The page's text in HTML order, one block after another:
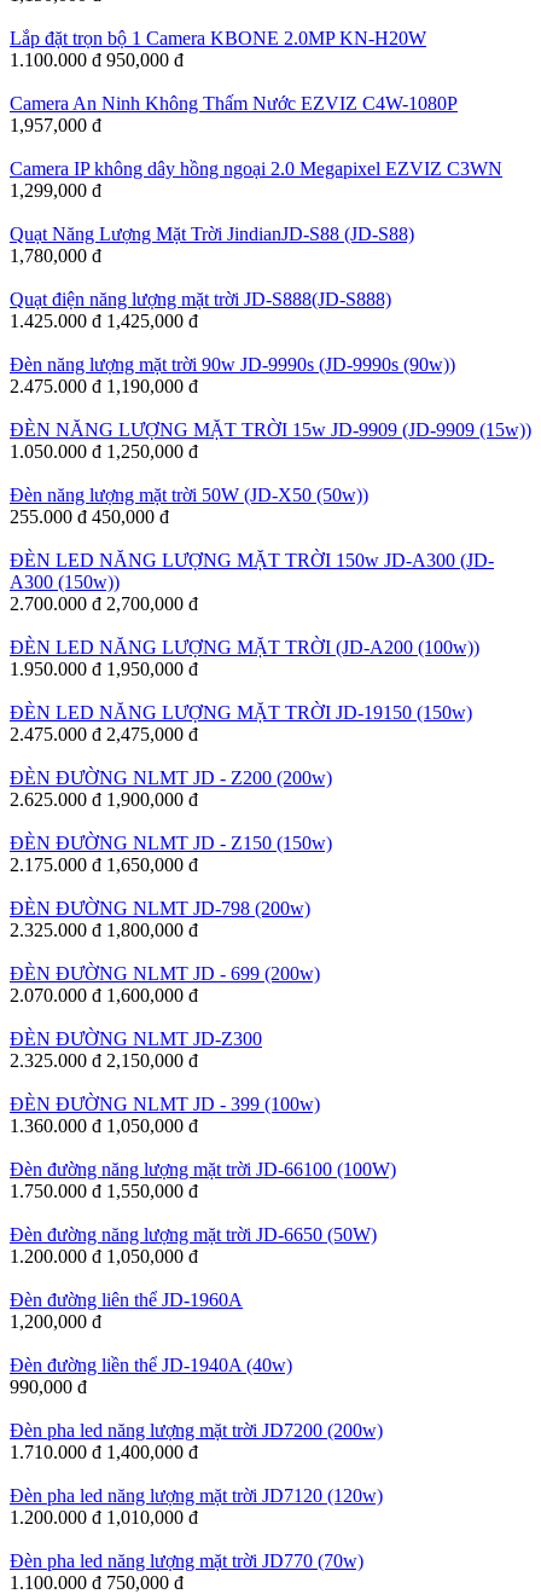
Lắp đặt trọn bộ 1 Camera KBONE 2.0MP KN-H20W
1.100.000 đ 950,000 đ
Camera An Ninh Không Thấm Nước EZVIZ C4W-1080P
1,957,000 đ
Camera IP không dây hồng ngoại 2.0 Megapixel EZVIZ C3WN
1,299,000 đ
Quạt Năng Lượng Mặt Trời JindianJD-S88 (JD-S88)
1,780,000 đ
Quạt điện năng lượng mặt trời JD-S888(JD-S888)
1.425.000 đ 1,425,000 đ
Đèn năng lượng mặt trời 90w JD-9990s (JD-9990s (90w))
2.475.000 đ 1,190,000 đ
ĐÈN NĂNG LƯỢNG MẶT TRỜI 15w JD-9909 (JD-9909 (15w))
1.050.000 đ 1,250,000 đ
Đèn năng lượng mặt trời 50W (JD-X50 (50w))
255.000 đ 450,000 đ
ĐÈN LED NĂNG LƯỢNG MẶT TRỜI 150w JD-A300 (JD-
A300 (150w))
2.700.000 đ 2,700,000 đ
ĐÈN LED NĂNG LƯỢNG MẶT TRỜI (JD-A200 (100w))
1.950.000 đ 1,950,000 đ
ĐÈN LED NĂNG LƯỢNG MẶT TRỜI JD-19150 (150w)
2.475.000 đ 2,475,000 đ
ĐÈN ĐƯỜNG NLMT JD - Z200 (200w)
2.625.000 đ 1,900,000 đ
ĐÈN ĐƯỜNG NLMT JD - Z150 (150w)
2.175.000 đ 1,650,000 đ
ĐÈN ĐƯỜNG NLMT JD-798 (200w)
2.325.000 đ 1,800,000 đ
ĐÈN ĐƯỜNG NLMT JD - 699 (200w)
2.070.000 đ 1,600,000 đ
ĐÈN ĐƯỜNG NLMT JD-Z300
2.325.000 đ 2,150,000 đ
ĐÈN ĐƯỜNG NLMT JD - 399 (100w)
1.360.000 đ 1,050,000 đ
Đèn đường năng lượng mặt trời JD-66100 (100W)
1.750.000 đ 1,550,000 đ
Đèn đường năng lượng mặt trời JD-6650 (50W)
1.200.000 đ 1,050,000 đ
Đèn đường liên thể JD-1960A
1,200,000 đ
Đèn đường liền thể JD-1940A (40w)
990,000 đ
Đèn pha led năng lượng mặt trời JD7200 (200w)
1.710.000 đ 1,400,000 đ
Đèn pha led năng lượng mặt trời JD7120 (120w)
1.200.000 đ 1,010,000 đ
Đèn pha led năng lượng mặt trời JD770 (70w)
1.100.000 đ 750,000 đ